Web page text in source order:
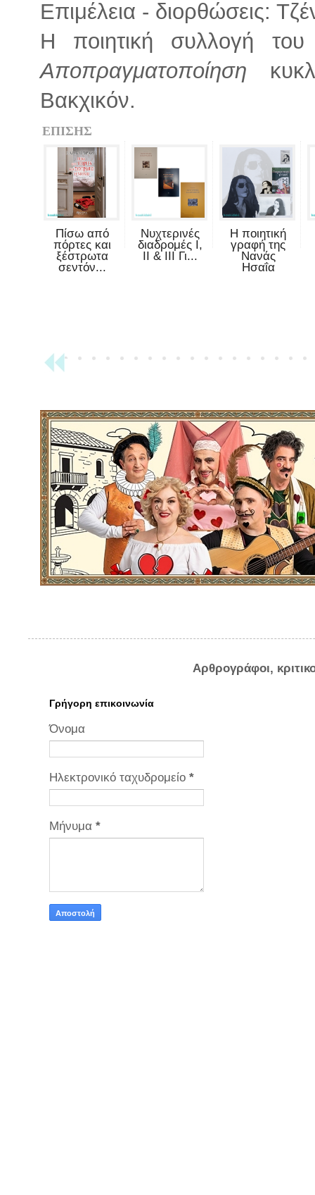
Επιμέλεια - διορθώσεις:
Η ποιητική συλλογή
Αποπραγματοποίηση
Βακχικόν.
ΕΠΙΣΗΣ
Πίσω από
πόρτες και
ξέστρωτα
σεντόν...
Νυχτερινές
διαδρομές Ι,
ΙΙ & ΙΙΙ Γι...
Η ποιητική
γραφή της
Νανάς
Ησαΐα
Αρθρογράφοι,
Γρήγορη επικοινωνία
Όνομα
Ηλεκτρονικό ταχυδρομείο *
Μήνυμα *